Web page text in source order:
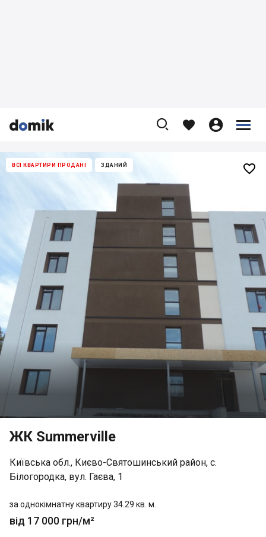


    


ВСІ КВАРТИРИ ПРОДАНІ ЗДАНИЙ 
ЖК Summerville
Київська обл., Києво-Святошинський район, с.
Білогородка, вул. Гаєва, 1
за однокімнатну квартиру 34.29 кв. м.
від 17 000 грн/м²